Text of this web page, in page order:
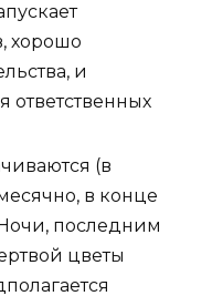
хорошо
и
ответственных
(в
в конце
последним
цветы